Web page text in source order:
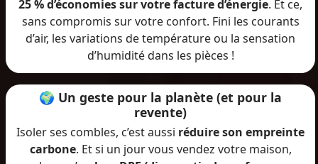
25 % d’économies sur votre facture d’énergie. Et ce,
sans compromis sur votre confort. Fini les courants
d’air, les variations de température ou la sensation
d’humidité dans les pièces !
🌍 Un geste pour la planète (et pour la
revente)
Isoler ses combles, c’est aussi réduire son empreinte
carbone. Et si un jour vous vendez votre maison,